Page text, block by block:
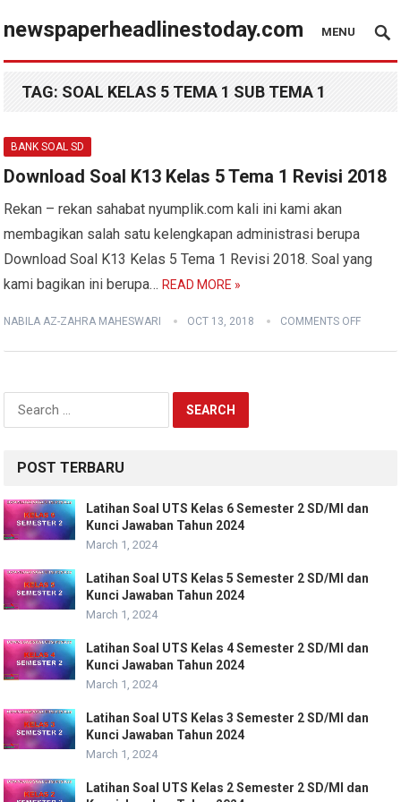
newspaperheadlinestoday.com MENU
TAG: SOAL KELAS 5 TEMA 1 SUB TEMA 1
BANK SOAL SD
Download Soal K13 Kelas 5 Tema 1 Revisi 2018
Rekan – rekan sahabat nyumplik.com kali ini kami akan
membagikan salah satu kelengkapan administrasi berupa
Download Soal K13 Kelas 5 Tema 1 Revisi 2018. Soal yang
kami bagikan ini berupa…READ MORE »
NABILA AZ-ZAHRA MAHESWARI OCT 13, 2018 COMMENTS OFF
Search
for:
POST TERBARU
Latihan Soal UTS Kelas 6 Semester 2 SD/MI dan
Kunci Jawaban Tahun 2024
March 1, 2024
Latihan Soal UTS Kelas 5 Semester 2 SD/MI dan
Kunci Jawaban Tahun 2024
March 1, 2024
Latihan Soal UTS Kelas 4 Semester 2 SD/MI dan
Kunci Jawaban Tahun 2024
March 1, 2024
Latihan Soal UTS Kelas 3 Semester 2 SD/MI dan
Kunci Jawaban Tahun 2024
March 1, 2024
Latihan Soal UTS Kelas 2 Semester 2 SD/MI dan